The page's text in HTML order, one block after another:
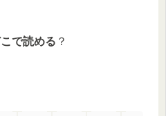
で読める ？